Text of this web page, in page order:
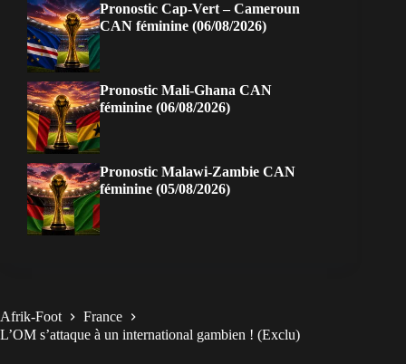
Pronostic Cap-Vert – Cameroun
CAN féminine (06/08/2026)
Pronostic Mali-Ghana CAN
féminine (06/08/2026)
Pronostic Malawi-Zambie CAN
féminine (05/08/2026)
Afrik-Foot
France
L’OM s’attaque à un international gambien ! (Exclu)